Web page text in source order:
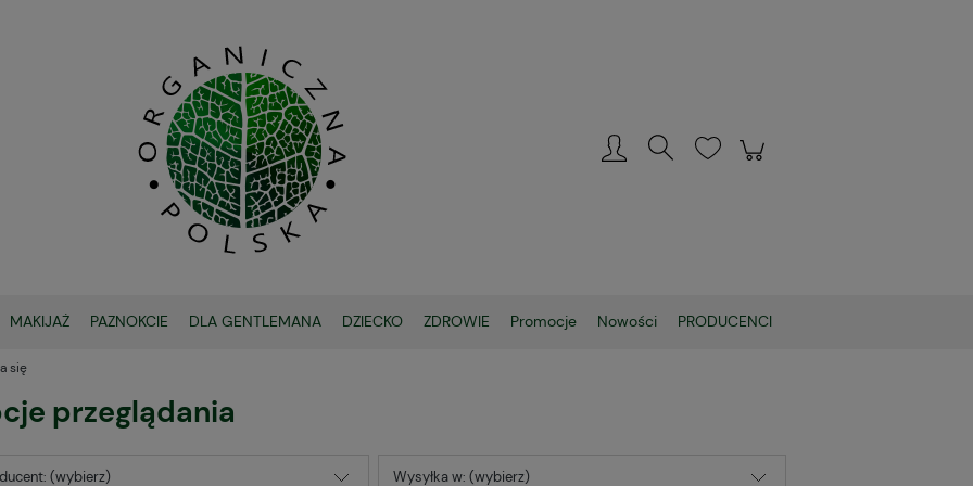
MAKIJAŻ PAZNOKCIE DLA GENTLEMANA DZIECKO ZDROWIE Promocje Nowości PRODUCENCI
się
przeglądania
(wybierz) Wysyłka w: (wybierz)